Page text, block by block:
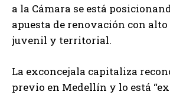
a la Cámara se está
apuesta de renovación con
juvenil y territorial.
La exconcejala capitaliza
previo en Medellín y lo está